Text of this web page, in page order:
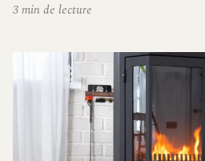
3 min de lecture